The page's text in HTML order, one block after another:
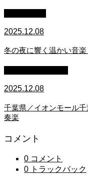
2025.12.08
冬の夜に響く温かい音
2025.12.08
千葉県／イオンモール
奏楽
コメント
0 コメント
0 トラックバック